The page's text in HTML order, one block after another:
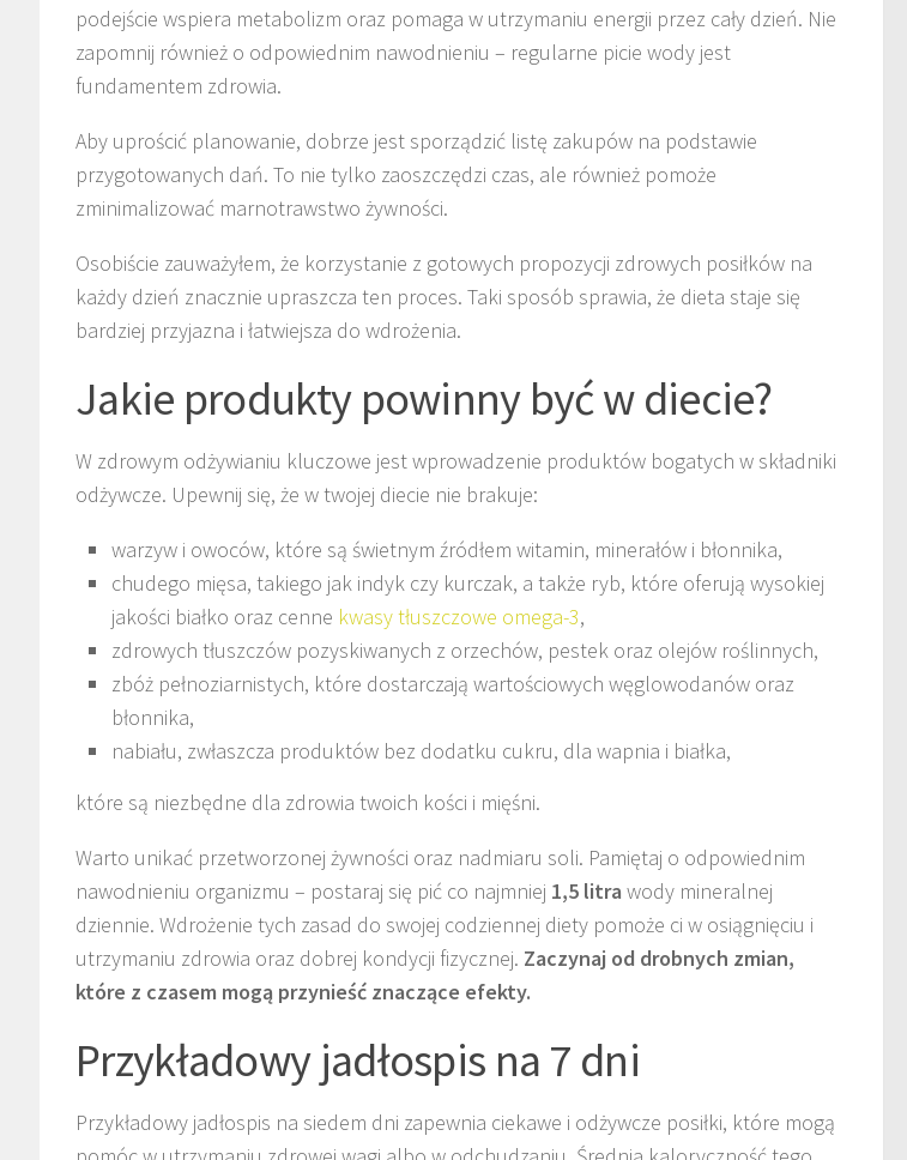
podejście wspiera metabolizm oraz pomaga w utrzymaniu energii przez cały dzień. Nie
zapomnij również o odpowiednim nawodnieniu – regularne picie wody jest
fundamentem zdrowia.
Aby uprościć planowanie, dobrze jest sporządzić listę zakupów na podstawie
przygotowanych dań. To nie tylko zaoszczędzi czas, ale również pomoże
zminimalizować marnotrawstwo żywności.
Osobiście zauważyłem, że korzystanie z gotowych propozycji zdrowych posiłków na
każdy dzień znacznie upraszcza ten proces. Taki sposób sprawia, że dieta staje się
bardziej przyjazna i łatwiejsza do wdrożenia.
Jakie produkty powinny być w diecie?
W zdrowym odżywianiu kluczowe jest wprowadzenie produktów bogatych w składniki
odżywcze. Upewnij się, że w twojej diecie nie brakuje:
warzyw i owoców, które są świetnym źródłem witamin, minerałów i błonnika,
chudego mięsa, takiego jak indyk czy kurczak, a także ryb, które oferują wysokiej
jakości białko oraz cenne kwasy tłuszczowe omega-3,
zdrowych tłuszczów pozyskiwanych z orzechów, pestek oraz olejów roślinnych,
zbóż pełnoziarnistych, które dostarczają wartościowych węglowodanów oraz
błonnika,
nabiału, zwłaszcza produktów bez dodatku cukru, dla wapnia i białka,
które są niezbędne dla zdrowia twoich kości i mięśni.
Warto unikać przetworzonej żywności oraz nadmiaru soli. Pamiętaj o odpowiednim
nawodnieniu organizmu – postaraj się pić co najmniej 1,5 litra wody mineralnej
dziennie. Wdrożenie tych zasad do swojej codziennej diety pomoże ci w osiągnięciu i
utrzymaniu zdrowia oraz dobrej kondycji fizycznej. Zaczynaj od drobnych zmian,
które z czasem mogą przynieść znaczące efekty.
Przykładowy jadłospis na 7 dni
Przykładowy jadłospis na siedem dni zapewnia ciekawe i odżywcze posiłki, które mogą